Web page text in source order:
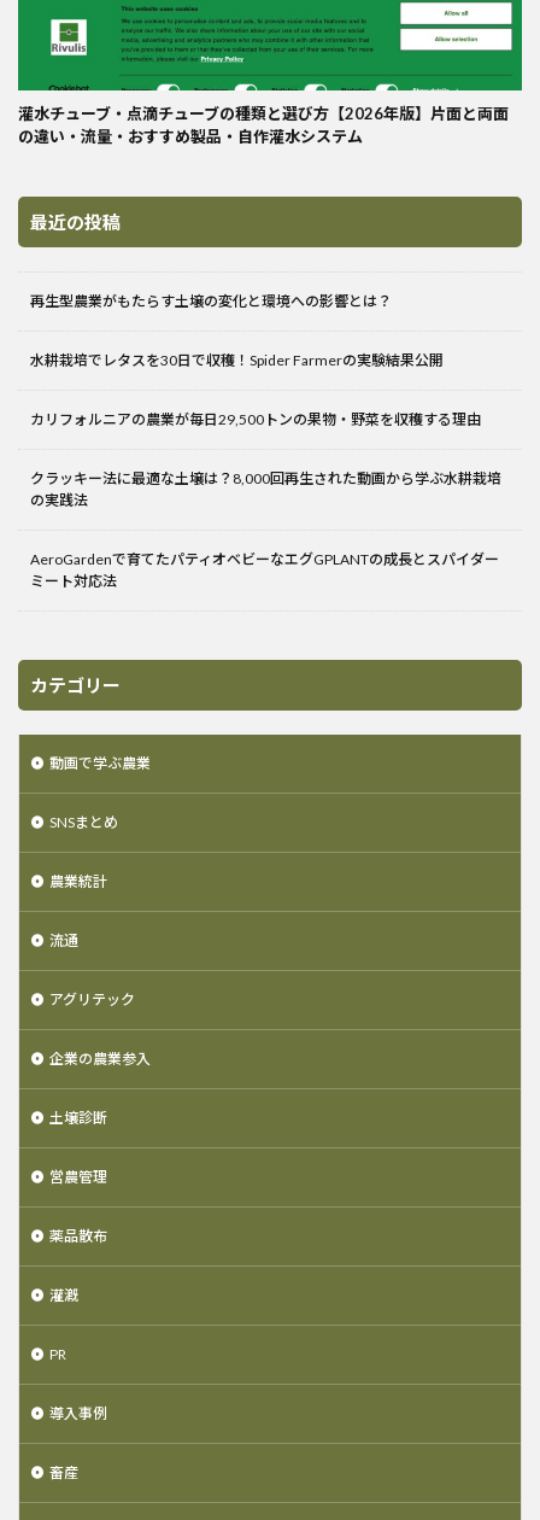
灌水チューブ・点滴チューブの種類と選び方【2026年版】片面と両面
の違い・流量・おすすめ製品・自作灌水システム
最近の投稿
再生型農業がもたらす土壌の変化と環境への影響とは？
水耕栽培でレタスを30日で収穫！Spider Farmerの実験結果公開
カリフォルニアの農業が毎日29,500トンの果物・野菜を収穫する理由
クラッキー法に最適な土壌は？8,000回再生された動画から学ぶ水耕栽培
の実践法
AeroGardenで育てたパティオベビーなエグGPLANTの成長とスパイダー
ミート対応法
カテゴリー
動画で学ぶ農業
SNSまとめ
農業統計
流通
アグリテック
企業の農業参入
土壌診断
営農管理
薬品散布
灌漑
PR
導入事例
畜産